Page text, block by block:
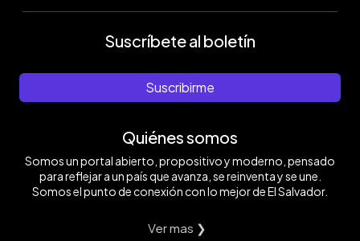
Suscríbete al boletín
Suscribirme
Quiénes somos
Somos un portal abierto, propositivo y moderno, pensado
para reflejar a un país que avanza, se reinventa y se une.
Somos el punto de conexión con lo mejor de El Salvador.
Ver mas ❯